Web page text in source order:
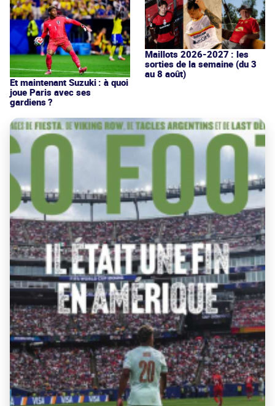
Et maintenant Suzuki : à quoi
joue Paris avec ses
gardiens ?
Maillots 2026-2027 : les
sorties de la semaine (du 3
au 8 août)